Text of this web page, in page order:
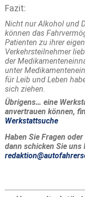
Fazit:
Nicht nur Alkohol und
können das
Patienten zu ihrer
Verkehrsteilnehmer
der
unter
für Leib und Leben
sich ziehen.
Übrigens… eine
anvertrauen können,
Werkstattsuche
Haben Sie Fragen
dann schicken Sie